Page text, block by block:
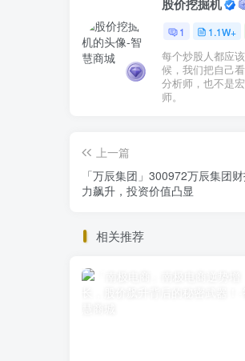
股价挖掘机
1 1.1W+
每个炒股人都应
候，我们把自己
分析师，也不是
师。
上一篇
「万辰集团」300972万辰集团
力飙升，投资价值凸显
相关推荐